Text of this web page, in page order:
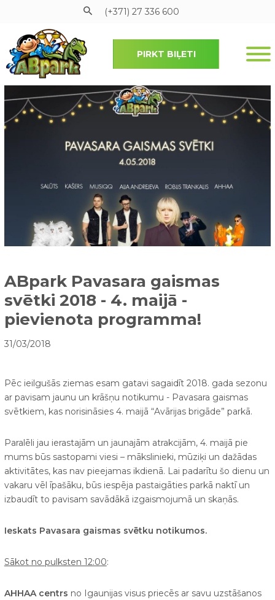
Pāriet uz galveno saturu
(+371) 27 336 600
PIRKT BIĻETI
ABpark Pavasara gaismas
svētki 2018 - 4. maijā -
pievienota programma!
31/03/2018
Pēc ieilgušās ziemas esam gatavi sagaidīt 2018. gada sezonu
ar pavisam jaunu un krāšņu notikumu - Pavasara gaismas
svētkiem, kas norisināsies 4. maijā “Avārijas brigāde” parkā.
Paralēli jau ierastajām un jaunajām atrakcijām, 4. maijā pie
mums būs sastopami viesi – mākslinieki, mūziķi un dažādas
aktivitātes, kas nav pieejamas ikdienā. Lai padarītu šo dienu un
vakaru vēl īpašāku, būs iespēja pastaigāties parkā naktī un
izbaudīt to pavisam savādākā izgaismojumā un skaņās.
Ieskats Pavasara gaismas svētku notikumos.
Sākot no pulksten 12:00:
AHHAA centrs no Igaunijas visus priecēs ar savu uzstāšanos